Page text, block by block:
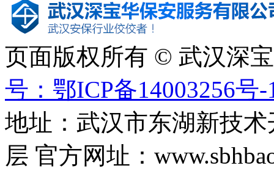
页面版权所有 © 武汉深
号：鄂ICP备14003256号-
地址：武汉市东湖新技
层 官方网址：